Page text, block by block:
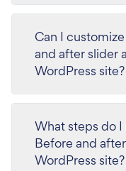
Can I
and after slider
WordPress site?
What steps do
Before and
WordPress site?